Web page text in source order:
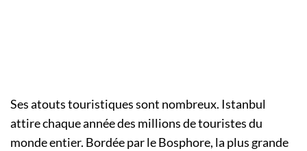
Ses atouts touristiques sont nombreux. Istanbul
attire chaque année des millions de touristes du
monde entier. Bordée par le Bosphore, la plus grande